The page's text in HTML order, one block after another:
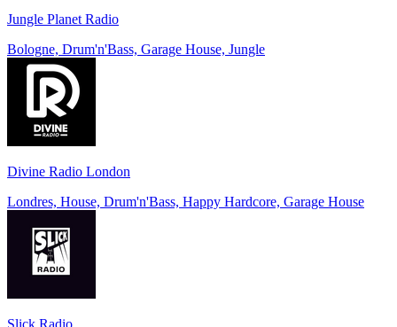
Jungle Planet Radio
Bologne, Drum'n'Bass, Garage House, Jungle
Divine Radio London
Londres, House, Drum'n'Bass, Happy Hardcore, Garage House